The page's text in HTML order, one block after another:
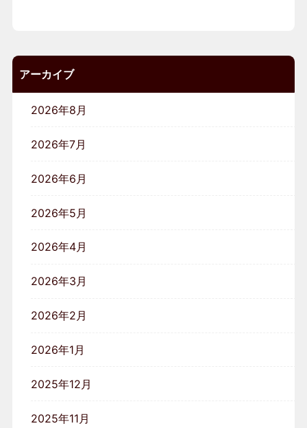
アーカイブ
2026年8月
2026年7月
2026年6月
2026年5月
2026年4月
2026年3月
2026年2月
2026年1月
2025年12月
2025年11月